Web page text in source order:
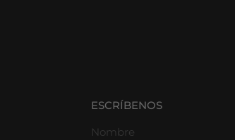
ESCRÍBENOS
Nombre